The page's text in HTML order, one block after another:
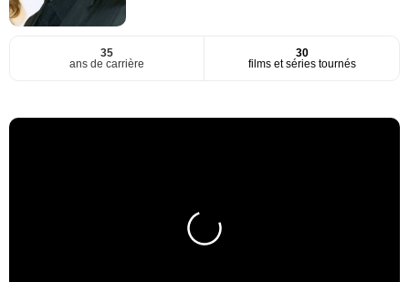
35
ans de carrière
30
films et séries tournés